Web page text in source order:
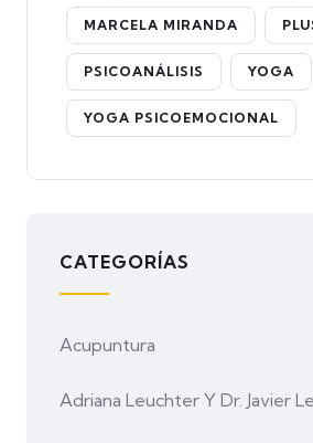
MARCELA MIRANDA
PSICOANÁLISIS YOGA
YOGA PSICOEMOCIONAL
CATEGORÍAS
Acupuntura
Adriana Leuchter Y Dr. Javier